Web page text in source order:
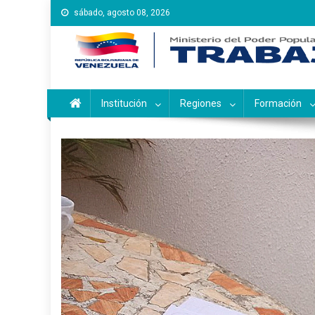
Saltar
al
contenido
sábado, agosto 08, 2026
Instituto Nacional de
Inces
Institución Regiones Formación